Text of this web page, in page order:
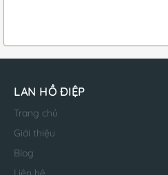
LAN HỒ ĐIỆP
Trang chủ
Giới thiệu
Blog